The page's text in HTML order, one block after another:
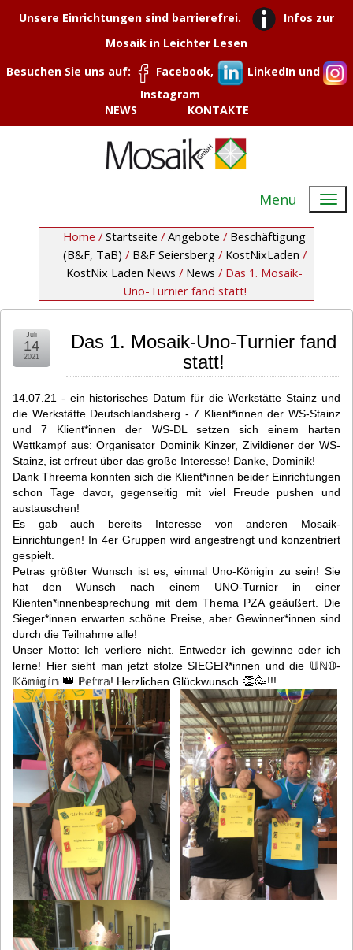
Unsere Einrichtungen sind barrierefrei.
Infos zur
Mosaik in Leichter Lesen
Besuchen Sie uns auf:
Facebook,
LinkedIn und
Instagram
NEWS
KONTAKTE
Menu
Home / Startseite / Angebote / Beschäftigung
(B&F, TaB) / B&F Seiersberg / KostNixLaden /
KostNix Laden News / News / Das 1. Mosaik-
Uno-Turnier fand statt!
Das 1. Mosaik-Uno-Turnier fand
statt!
Juli
14
2021
14.07.21 - ein historisches Datum für die Werkstätte Stainz und
die Werkstätte Deutschlandsberg - 7 Klient*innen der WS-Stainz
und 7 Klient*innen der WS-DL setzen sich einem harten
Wettkampf aus: Organisator Dominik Kinzer, Zivildiener der WS-
Stainz, ist erfreut über das große Interesse! Danke, Dominik!
Dank Threema konnten sich die Klient*innen beider Einrichtungen
schon Tage davor, gegenseitig mit viel Freude pushen und
austauschen!
Es gab auch bereits Interesse von anderen Mosaik-
Einrichtungen! In 4er Gruppen wird angestrengt und konzentriert
gespielt.
Petras größter Wunsch ist es, einmal Uno-Königin zu sein! Sie
hat den Wunsch nach einem UNO-Turnier in einer
Klienten*innenbesprechung mit dem Thema PZA geäußert. Die
Sieger*innen erwarten schöne Preise, aber Gewinner*innen sind
durch die Teilnahme alle!
Unser Motto: Ich verliere nicht. Entweder ich gewinne oder ich
lerne! Hier sieht man jetzt stolze SIEGER*innen und die 𝕌ℕ𝕆-
𝕂ö𝕟𝕚𝕘𝕚𝕟 👑 ℙ𝕖𝕥𝕣𝕒! Herzlichen Glückwunsch 👏🥳!!!